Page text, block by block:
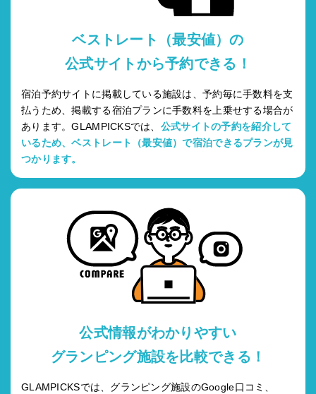
ベストレート（最安値）の
公式サイトから予約できる！
宿泊予約サイトに掲載している施設は、予約毎に手数料を支
払うため、掲載する宿泊プランに手数料を上乗せする場合が
あります。GLAMPICKSでは、 公式サイトの予約を紹介して
いるため、ベストレート（最安値）で宿泊できるプランが見
つかります。
公式情報がわかりやすい
グランピング施設を比較できる！
GLAMPICKSでは、グランピング施設のGoogle口コミ、